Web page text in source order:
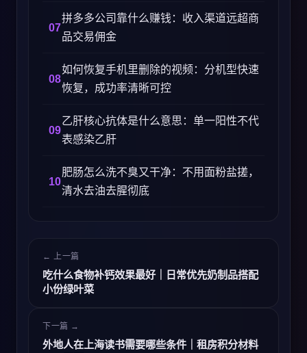
拼多多公司靠什么赚钱：收入渠道远超商
品交易佣金
如何恢复手机里删除的视频：分机型快速
恢复，成功率清晰可控
乙肝核心抗体是什么意思：单一阳性不代
表感染乙肝
肥肠怎么洗不臭又干净：不用面粉盐搓，
清水去油去腥彻底
← 上一篇
吃什么食物补钙效果最好｜日常优先奶制品搭配
小份绿叶菜
下一篇 →
外地人在上海读书需要哪些条件｜租房积分材料